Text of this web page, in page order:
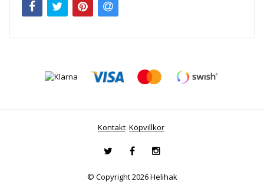
Kontakt Köpvillkor
© Copyright 2026 Helihak